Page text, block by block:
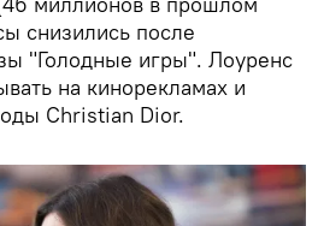
снизились после
"Голодные игры". Лоуренс
на кинорекламах и
Christian Dior.